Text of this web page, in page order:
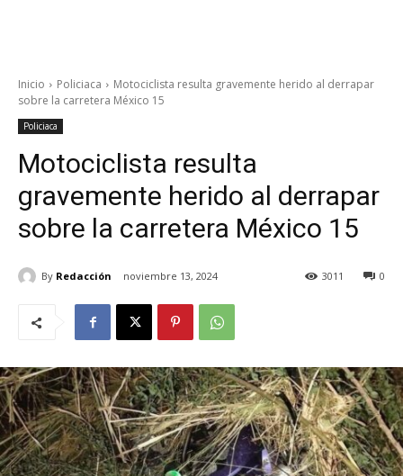
Inicio Policiaca
Motociclista resulta gravemente herido al derrapar
sobre la carretera México 15
Policiaca
Motociclista resulta
gravemente herido al derrapar
sobre la carretera México 15
By Redacción noviembre 13, 2024 0
3011